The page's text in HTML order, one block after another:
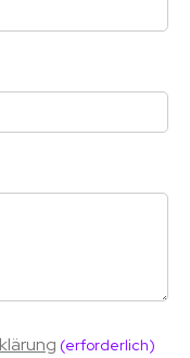
(erforderlich)